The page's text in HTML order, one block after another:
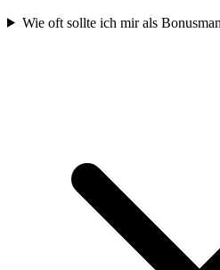
Wie oft sollte ich mir als